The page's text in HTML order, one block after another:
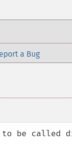
a Bug
to be called